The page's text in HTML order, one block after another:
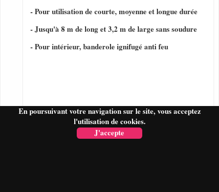
En poursuivant votre navigation sur le site, vous acceptez
l'utilisation de cookies.
J'accepte
- Pour utilisation de courte, moyenne et longue durée
- Jusqu'à 8 m de long et 3,2 m de large sans soudure
- Pour intérieur, banderole ignifugé anti feu